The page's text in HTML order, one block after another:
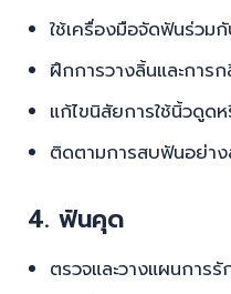
ใช้เครื่องมือจัดฟันร่วม
ฝึกการวางลิ้นและการ
แก้ไขนิสัยการใช้นิ้วดูด
ติดตามการสบฟันอย่าง
4. ฟันคุด
ตรวจและวางแผนการ